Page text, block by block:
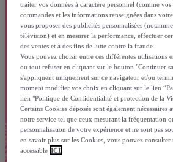
traiter vos données à caractère personnel (comme
commandes et les informations renseignées dans
vous proposer des publicités personnalisées
télévision) et en mesurer la performance, effectuer
des ventes et à des fins de lutte contre la fraude.
Vous pouvez choisir entre ces différentes utilisations
ou tout refuser en cliquant sur le bouton "Continuer
s'appliquent uniquement sur ce navigateur et/ou
moment modifier vos choix en cliquant sur le lien
lien "Politique de Confidentialité et protection de la
Certains Cookies déposés sont également
notre service tel que ceux mesurant la fréquentation
personnalisation de votre expérience et ne sont pas
en savoir plus sur les Cookies, vous pouvez
accessible ICI